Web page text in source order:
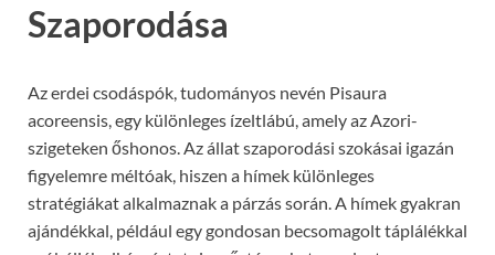
Szaporodása
Az erdei csodáspók, tudományos nevén Pisaura
acoreensis, egy különleges ízeltlábú, amely az Azori-
szigeteken őshonos. Az állat szaporodási szokásai igazán
figyelemre méltóak, hiszen a hímek különleges
stratégiákat alkalmaznak a párzás során. A hímek gyakran
ajándékkal, például egy gondosan becsomagolt táplálékkal